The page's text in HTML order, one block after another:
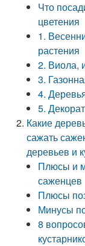
Что
цветения
1.
растения
2. Виола,
3.
4.
5.
Какие
сажать
деревьев и
Плюсы и
саженцев
Плюсы
Минусы
8